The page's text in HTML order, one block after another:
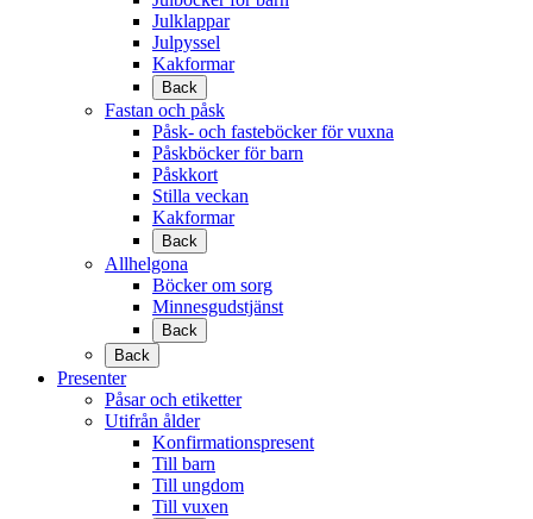
Julklappar
Julpyssel
Kakformar
Back
Fastan och påsk
Påsk- och fasteböcker för vuxna
Påskböcker för barn
Påskkort
Stilla veckan
Kakformar
Back
Allhelgona
Böcker om sorg
Minnesgudstjänst
Back
Back
Presenter
Påsar och etiketter
Utifrån ålder
Konfirmationspresent
Till barn
Till ungdom
Till vuxen